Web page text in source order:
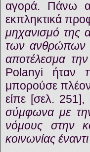
αγορά. Πάνω
εκπληκτικά
μηχανισμό της
των ανθρώπων
αποτέλεσμα
Polanyi ήταν
μπορούσε
είπε [σελ. 251],
σύμφωνα με
νόμους στην
κοινωνίας